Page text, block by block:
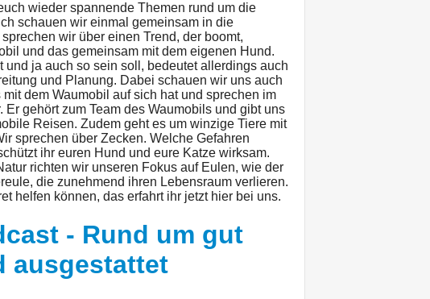
wieder spannende Themen rund um die
schauen wir einmal gemeinsam in die
wir über einen Trend, der boomt,
und das gemeinsam mit dem eigenen Hund.
und ja auch so sein soll, bedeutet allerdings auch
und Planung. Dabei schauen wir uns auch
dem Waumobil auf sich hat und sprechen im
Er gehört zum Team des Waumobils und gibt uns
Reisen. Zudem geht es um winzige Tiere mit
sprechen über Zecken. Welche Gefahren
ihr euren Hund und eure Katze wirksam.
richten wir unseren Fokus auf Eulen, wie der
die zunehmend ihren Lebensraum verlieren.
helfen können, das erfahrt ihr jetzt hier bei uns.
- Rund um gut
ausgestattet